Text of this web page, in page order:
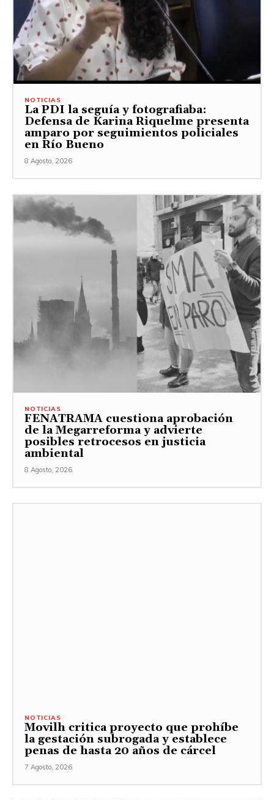
NOTICIAS
La PDI la seguía y fotografiaba:
Defensa de Karina Riquelme presenta
amparo por seguimientos policiales
en Río Bueno
8 Agosto, 2026
NOTICIAS
FENATRAMA cuestiona aprobación
de la Megarreforma y advierte
posibles retrocesos en justicia
ambiental
8 Agosto, 2026
NOTICIAS
Movilh critica proyecto que prohíbe
la gestación subrogada y establece
penas de hasta 20 años de cárcel
7 Agosto, 2026